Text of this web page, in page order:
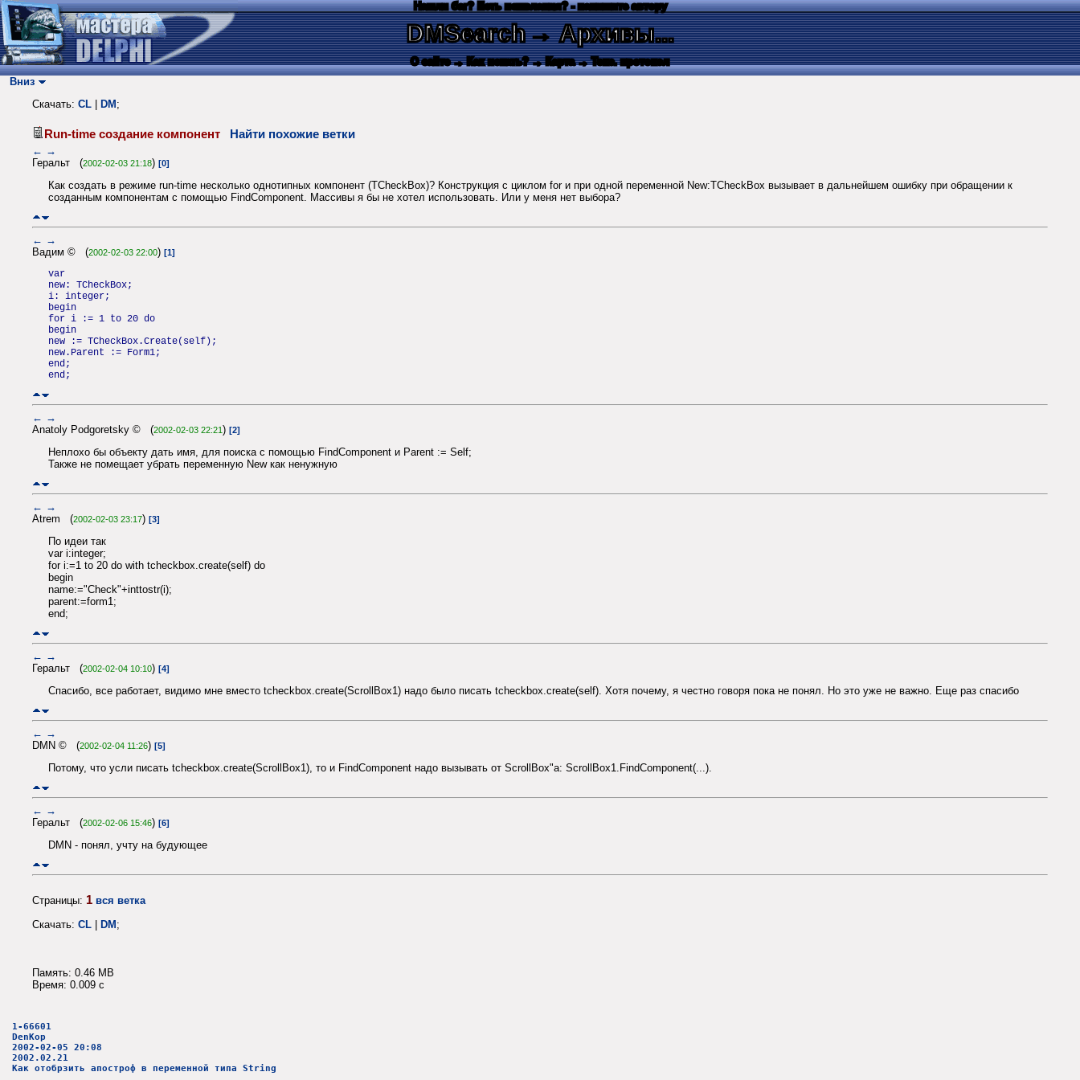
Нашли баг? Есть пожелания? - напишите автору
DMSearch→ Архивы...
О сайте → Как искать? → Карта → Текс. протокол
Вниз
Скачать: CL DM ;
Run-time создание компонент Найти похожие ветки
← →
Геральт (2002-02-03 21:18) [0]
Как создать в режиме run-time несколько однотипных компонент (TCheckBox)? Конструкция с циклом for и при одной переменной New:TCheckBox вызывает в дальнейшем ошибку при обращении к
созданным компонентам с помощью FindComponent. Массивы я бы не хотел использовать. Или у меня нет выбора?
← →
Вадим © (2002-02-03 22:00) [1]
var
new: TCheckBox;
i: integer;
begin
for i := 1 to 20 do
begin
new := TCheckBox.Create(self);
new.Parent := Form1;
end;
end;
← →
Anatoly Podgoretsky © (2002-02-03 22:21) [2]
Неплохо бы объекту дать имя, для поиска с помощью FindComponent и Parent := Self;
Также не помещает убрать переменную New как ненужную
← →
Atrem (2002-02-03 23:17) [3]
По идеи так
var i:integer;
for i:=1 to 20 do with tcheckbox.create(self) do
begin
name:="Check"+inttostr(i);
parent:=form1;
end;
← →
Геральт (2002-02-04 10:10) [4]
Спасибо, все работает, видимо мне вместо tcheckbox.create(ScrollBox1) надо было писать tcheckbox.create(self). Хотя почему, я честно говоря пока не понял. Но это уже не важно. Еще раз спасибо
← →
DMN © (2002-02-04 11:26) [5]
Потому, что усли писать tcheckbox.create(ScrollBox1), то и FindComponent надо вызывать от ScrollBox"a: ScrollBox1.FindComponent(...).
← →
Геральт (2002-02-06 15:46) [6]
DMN - понял, учту на будующее
Страницы: 1 вся ветка
Скачать: CL | DM;
Память: 0.46 MB
Время: 0.009 c
1-66601
DenKop
2002-02-05 20:08
2002.02.21
Как отобрзить апостроф в переменной типа String